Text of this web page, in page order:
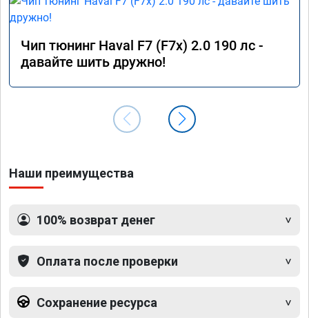
Чип тюнинг Haval F7 (F7x) 2.0 190 лс -
давайте шить дружно!
Наши преимущества
100% возврат денег
Оплата после проверки
Сохранение ресурса